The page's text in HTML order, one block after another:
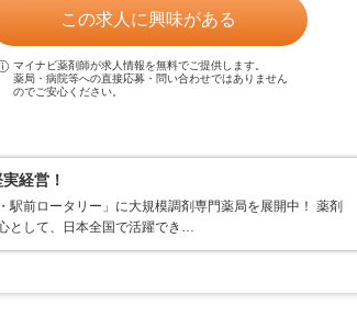
この求人に興味がある
マイナビ薬剤師が求人情報を無料でご提供します。
薬局・病院等への直接応募・問い合わせではありません
のでご安心ください。
経営！
前ロータリー」に大規模調剤専門薬局を展開中！ 薬剤
として、日本全国で活躍でき…